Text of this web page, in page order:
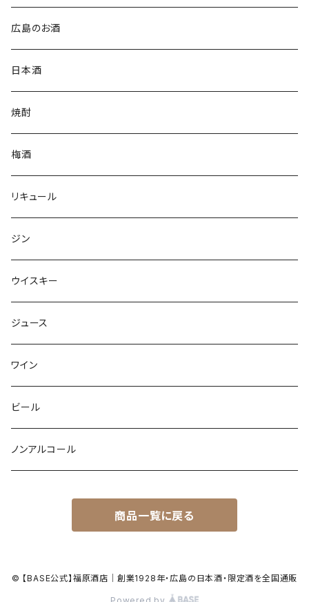
広島のお酒
日本酒
焼酎
梅酒
リキュール
ジン
ウイスキー
ジュース
ワイン
ビール
ノンアルコール
商品一覧に戻る
© 【BASE公式】福原酒店｜創業1928年・広島の日本酒・限定酒を全国通販